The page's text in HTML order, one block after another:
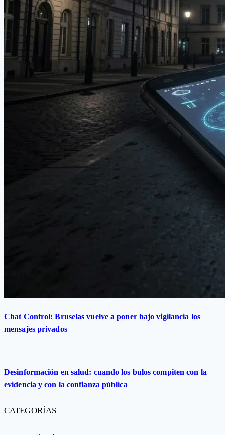
Chat Control: Bruselas vuelve a poner bajo vigilancia los
mensajes privados
Desinformación en salud: cuando los bulos compiten con la
evidencia y con la confianza pública
CATEGORÍAS